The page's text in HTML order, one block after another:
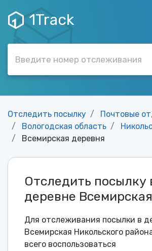
1Track
Отследить посылку
Почтовые
Вологодская область
Всемирская деревня
Отследить посылку
деревне Всемирская
Для отслеживания посылки в
Всемирская Никольского
всего воспользоваться